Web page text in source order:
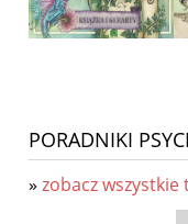
PORADNIKI
» zobacz